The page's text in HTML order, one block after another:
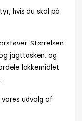
hvis du skal på
Størrelsen
jagttasken, og
lokkemidlet
vores udvalg af